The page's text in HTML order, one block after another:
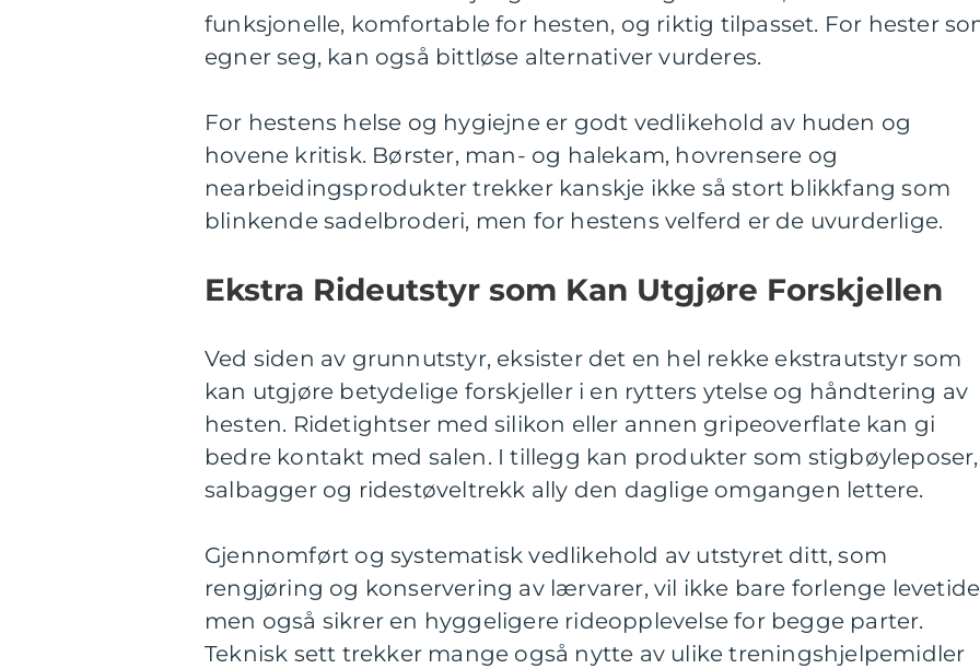
funksjonelle, komfortable for hesten, og riktig tilpasset. For hester
egner seg, kan også bittløse alternativer vurderes.
For hestens helse og hygiejne er godt vedlikehold av huden og
hovene kritisk. Børster, man- og halekam, hovrensere og
nearbeidingsprodukter trekker kanskje ikke så stort blikkfang som
blinkende sadelbroderi, men for hestens velferd er de uvurderlige.
Ekstra Rideutstyr som Kan Utgjøre Forskjellen
Ved siden av grunnutstyr, eksister det en hel rekke ekstrautstyr som
kan utgjøre betydelige forskjeller i en rytters ytelse og håndtering av
hesten. Ridetightser med silikon eller annen gripeoverflate kan gi
bedre kontakt med salen. I tillegg kan produkter som stigbøyleposer,
salbagger og ridestøveltrekk ally den daglige omgangen lettere.
Gjennomført og systematisk vedlikehold av utstyret ditt, som
rengjøring og konservering av lærvarer, vil ikke bare forlenge
men også sikrer en hyggeligere rideopplevelse for begge parter.
Teknisk sett trekker mange også nytte av ulike treningshjelpemidler